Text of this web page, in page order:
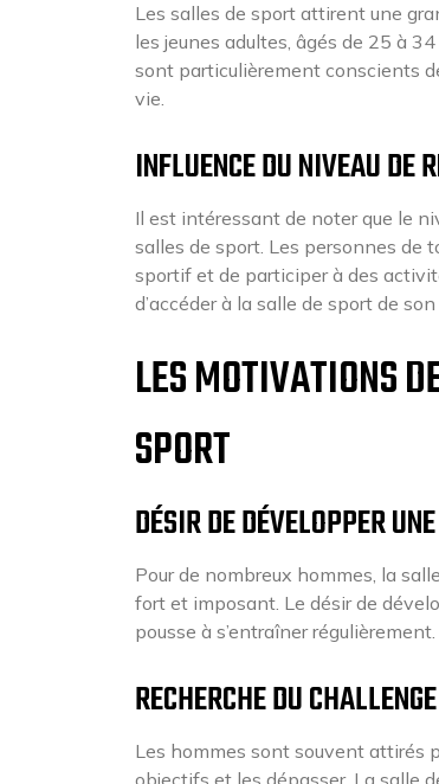
Les salles de sport attirent une
les jeunes adultes, âgés de 25 à
sont particulièrement conscients
vie.
INFLUENCE DU NIVEAU DE
Il est intéressant de noter que le
salles de sport. Les personnes de
sportif et de participer à des
d’accéder à la salle de sport de
LES MOTIVATIONS
SPORT
DÉSIR DE DÉVELOPPER
Pour de nombreux hommes, la
fort et imposant. Le désir de
pousse à s’entraîner régulièrement.
RECHERCHE DU
Les hommes sont souvent attirés
objectifs et les dépasser. La salle